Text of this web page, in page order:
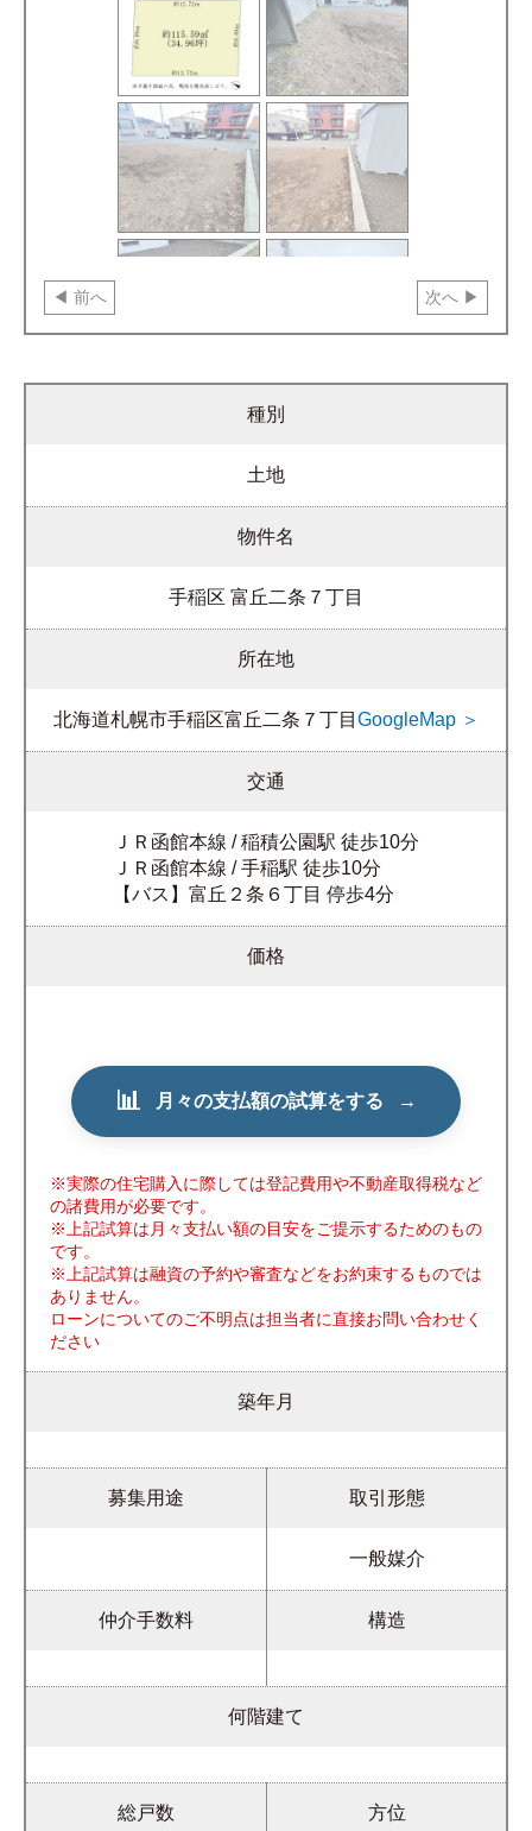
前へ 次へ
種別
土地
物件名
手稲区 富丘二条７丁目
所在地
北海道札幌市手稲区富丘二条７丁目 GoogleMap ＞
交通
ＪＲ函館本線 / 稲積公園駅 徒歩10分
ＪＲ函館本線 / 手稲駅 徒歩10分
【バス】富丘２条６丁目 停歩4分
価格
📊 月々の支払額の試算をする →
※実際の住宅購入に際しては登記費用や不動産取得税など
の諸費用が必要です。
※上記試算は月々支払い額の目安をご提示するためのもの
です。
※上記試算は融資の予約や審査などをお約束するものでは
ありません。
ローンについてのご不明点は担当者に直接お問い合わせく
ださい
築年月
募集用途 取引形態
一般媒介
仲介手数料 構造
何階建て
総戸数 方位